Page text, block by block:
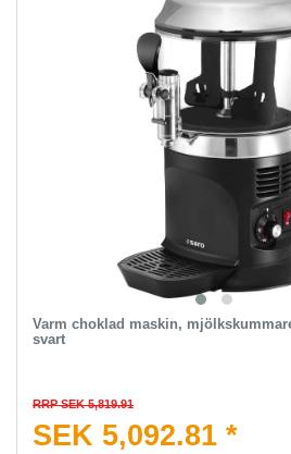
Varm choklad maskin,
svart
RRP SEK 5,819.91
SEK 5,092.81 *